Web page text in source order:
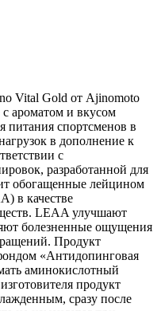
Vital Gold от Ajinomoto
с ароматом и вкусом
питания спортсменов в
в дополнение к
с
разработанной для
обогащенные лейцином
в качестве
LEAA улучшают
болезненные ощущения
Продукт
«Антидопинговая
аминокислотный
продукт
сразу после